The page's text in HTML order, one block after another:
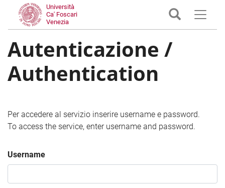
Università
Ca' Foscari
Venezia
Autenticazione /
Authentication
Per accedere al servizio inserire username e password.
To access the service, enter username and password.
Username